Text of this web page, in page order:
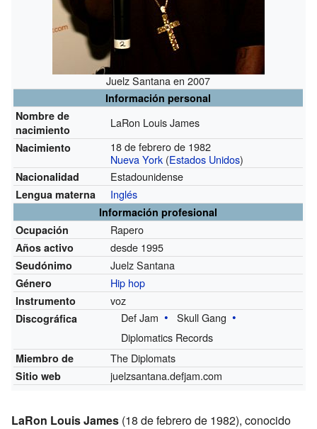
Juelz Santana en 2007
Información personal
Nombre de
nacimiento
LaRon Louis James
Nacimiento
18 de febrero de 1982
Nueva York (Estados Unidos)
Nacionalidad Estadounidense
Lengua materna Inglés
Información profesional
Ocupación
Rapero
Años activo desde 1995
Seudónimo Juelz Santana
Género Hip hop
Instrumento voz
Discográfica Def Jam
Skull Gang
Diplomatics Records
Miembro de The Diplomats
Sitio web juelzsantana.defjam.com
LaRon Louis James (18 de febrero de 1982), conocido